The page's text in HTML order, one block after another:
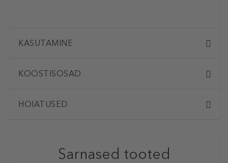
KASUTAMINE
KOOSTISOSAD
HOIATUSED
Sarnased tooted